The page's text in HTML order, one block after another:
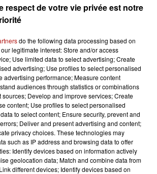
inaccessible jusqu'en 2027
respect de votre vie privée est notre
do the following data processing based on
legitimate interest: Store and/or access
Use limited data to select advertising; Create
advertising; Use profiles to select personalised
advertising performance; Measure content
audiences through statistics or combinations
sources; Develop and improve services; Create
content; Use profiles to select personalised
to select content; Ensure security, prevent and
Deliver and present advertising and content;
privacy choices. These technologies may
such as IP address and browsing data to offer
Identify devices based on information actively
geolocation data; Match and combine data from
different devices; Identify devices based on